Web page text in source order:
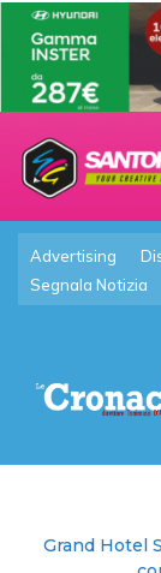
Advertising
Segnala Notizia
Grand Hotel